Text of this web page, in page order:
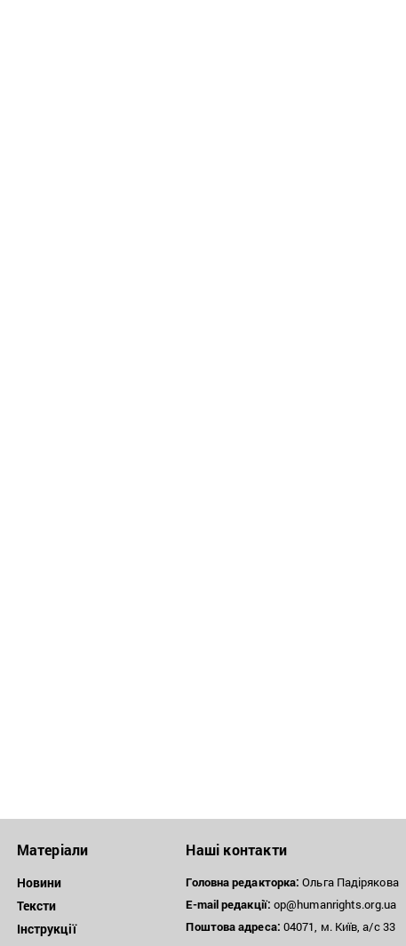
Матеріали
Новини
Тексти
Інструкції
Наші контакти
Головна редакторка: Ольга Падірякова
E-mail редакції: op@humanrights.org.ua
Поштоваадреса: 04071, м. Київ, а/с 33